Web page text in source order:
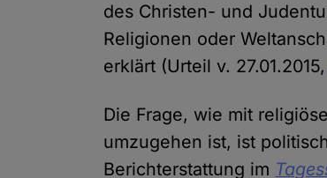
des Christen- und
Religionen oder
erklärt (Urteil v.
Die Frage, wie mit
umzugehen ist, ist
Berichterstattung im